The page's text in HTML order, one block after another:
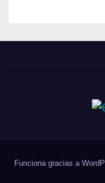
Funciona gracias a